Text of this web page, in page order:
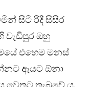
සිටි රිදී සිසිර
වැඩිපුර ඔහු
එහෙම මනස්
ඇයට ඕනා